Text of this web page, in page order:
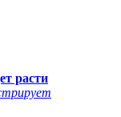
расти